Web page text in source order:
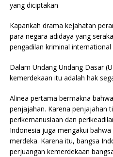
yang diciptakan
Kapankah drama kejahatan
para negara adidaya yang
pengadilan kriminal international
Dalam Undang Undang Dasar
kemerdekaan itu adalah hak
Alinea pertama bermakna
penjajahan. Karena penjajahan
perikemanusiaan dan
Indonesia juga mengakui
merdeka. Karena itu, bangsa
perjuangan kemerdekaan